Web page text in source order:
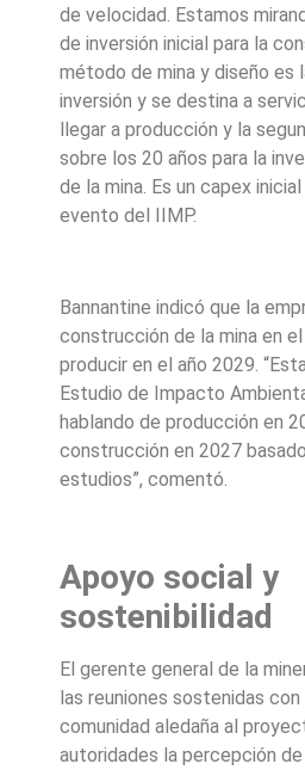
de velocidad. Estamos
de inversión inicial para la
método de mina y diseño es
inversión y se destina a
llegar a producción y la
sobre los 20 años para la
de la mina. Es un capex
evento del IIMP.
Bannantine indicó que la
construcción de la mina en
producir en el año 2029.
Estudio de Impacto
hablando de producción en
construcción en 2027
estudios”, comentó.
Apoyo social y
sostenibilidad
El gerente general de la
las reuniones sostenidas
comunidad aledaña al
autoridades la percepción